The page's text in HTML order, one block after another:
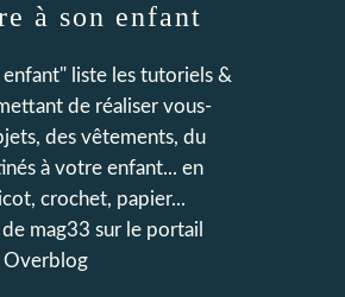
à son enfant
enfant" liste les tutoriels &
de réaliser vous-
des vêtements, du
à votre enfant... en
crochet, papier...
mag33 sur le portail
Overblog